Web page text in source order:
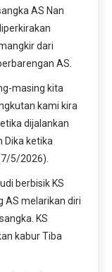
AS Nan
dari
AS.
masing kita
kami kira
dijalankan
Dika ketika
5/2026).
berbisik KS
AS melarikan diri
KS
kabur Tiba